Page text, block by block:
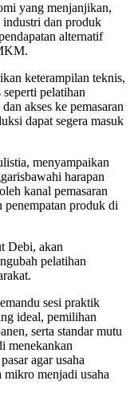
yang menjanjikan,
industri dan produk
alternatif
keterampilan teknis,
pelatihan
akses ke pemasaran
dapat segera masuk
menyampaikan
harapan
kanal pemasaran
penempatan produk di
Debi, akan
pelatihan
sesi praktik
ideal, pemilihan
serta standar mutu
menekankan
agar usaha
menjadi usaha